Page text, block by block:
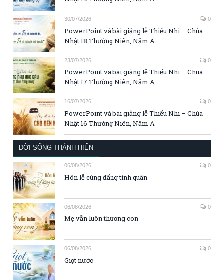
30/07/2026 0
PowerPoint và bài giảng lễ Thiếu Nhi – Chúa
Nhật 18 Thường Niên, Năm A
23/07/2026 0
PowerPoint và bài giảng lễ Thiếu Nhi – Chúa
Nhật 17 Thường Niên, Năm A
16/07/2026 0
PowerPoint và bài giảng lễ Thiếu Nhi – Chúa
Nhật 16 Thường Niên, Năm A
ĐỜI SỐNG THÁNH HIẾN
06/08/2026 0
Hôn lễ cùng đấng tình quân
06/08/2026 0
Mẹ vẫn luôn thương con
06/08/2026 0
Giọt nước